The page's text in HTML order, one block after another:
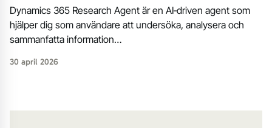
Dynamics 365 Research Agent är en AI‑driven agent som
hjälper dig som användare att undersöka, analysera och
sammanfatta information…
30 april 2026